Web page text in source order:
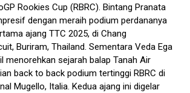
Rookies Cup (RBRC). Bintang Pranata
dengan meraih podium perdananya
ajang TTC 2025, di Chang
Buriram, Thailand. Sementara Veda Ega
menorehkan sejarah balap Tanah Air
back to back podium tertinggi RBRC di
Mugello, Italia. Kedua ajang ini digelar